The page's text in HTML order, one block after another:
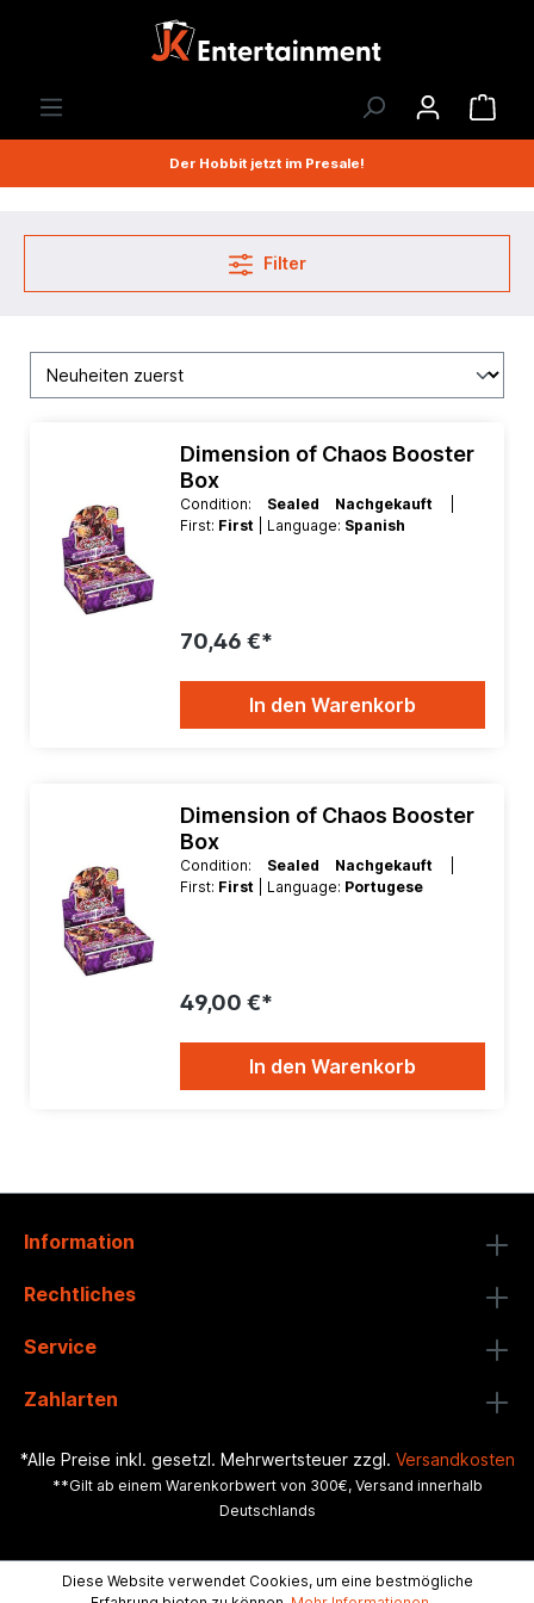
Der Hobbit jetzt im Presale!
Filter
Dimension of Chaos Booster
Box
Condition: Sealed Nachgekauft
First: First | Language: Spanish
70,46 €*
In den Warenkorb
Dimension of Chaos Booster
Box
Condition: Sealed Nachgekauft
First: First | Language: Portugese
49,00 €*
In den Warenkorb
Information
Rechtliches
Service
Zahlarten
*Alle Preise inkl. gesetzl. Mehrwertsteuer zzgl. Versandkosten
**Gilt ab einem Warenkorbwert von 300€, Versand innerhalb
Deutschlands
Diese Website verwendet Cookies, um eine bestmögliche